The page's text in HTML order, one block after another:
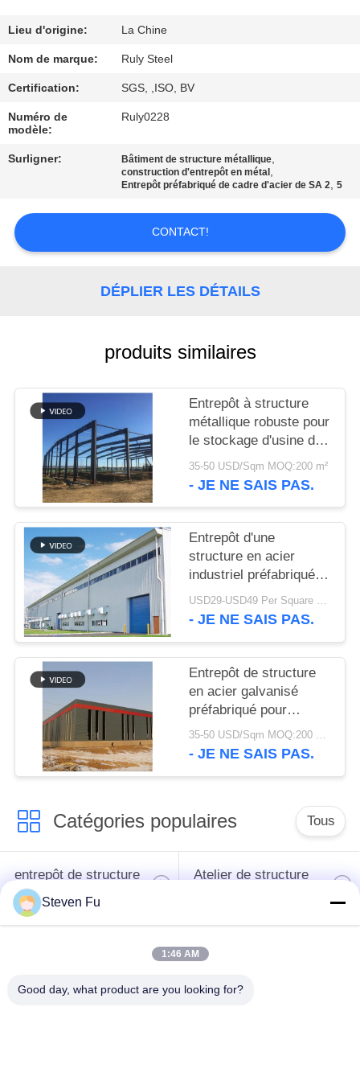
NOUS
VISITE
D'USINE
CONTRÔLE
QUALITÉ
NOUVELLES
SOLUTION
DE
DÉFAUT
BLOG
PLAN
DU
SITE
PRIVACY
POLICY
Lieu d'origine: La Chine
Nom de marque: Ruly Steel
Certification: SGS, ,ISO, BV
Numéro de
modèle:
Ruly0228
Surligner: Bâtiment de structure métallique,
construction d'entrepôt en métal ,
Entrepôt préfabriqué de cadre d'acier de SA 2,5
CONTACT!
DÉPLIER LES DÉTAILS
produits similaires
Entrepôt à structure
métallique robuste pour
le stockage d'usine de
ciment
35-50 USD/Sqm MOQ:200 m²
- JE NE SAIS PAS.
Entrepôt d'une
structure en acier
industriel préfabriqué à
boulonnage moderne et
robuste pour usine
USD29-USD49 Per Square Meter MOQ:200 mètres carrés
- JE NE SAIS PAS.
Entrepôt de structure
en acier galvanisé
préfabriqué pour
stockage
35-50 USD/Sqm MOQ:200 mètres carrés
- JE NE SAIS PAS.
Catégories populaires Tous
entrepôt de structure
en acier
Atelier de structure
structure métallique
Steven Fu
1:46 AM
Good day, what product are you looking for?